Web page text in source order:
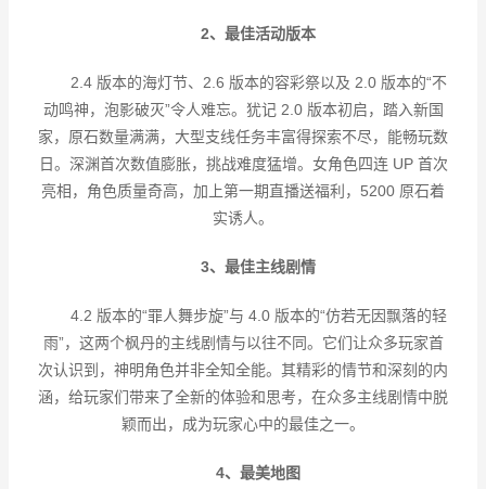
2、 最佳活动版本
2.4 版本的海灯节、 2.6 版本的容彩祭以及 2.0 版本的“不
动鸣神，泡影破灭”令人难忘。犹记 2.0 版本初启，踏入新国
家，原石数量满满，大型支线任务丰富得探索不尽，能畅玩数
日。深渊首次数值膨胀，挑战难度猛增。女角色四连 UP 首次
亮相，角色质量奇高，加上第一期直播送福利， 5200 原石着
实诱人。
3、 最佳主线剧情
4.2 版本的“罪人舞步旋”与 4.0 版本的“仿若无因飘落的轻
雨”，这两个枫丹的主线剧情与以往不同。它们让众多玩家首
次认识到，神明角色并非全知全能。其精彩的情节和深刻的内
涵，给玩家们带来了全新的体验和思考，在众多主线剧情中脱
颖而出，成为玩家心中的最佳之一。
4、 最美地图